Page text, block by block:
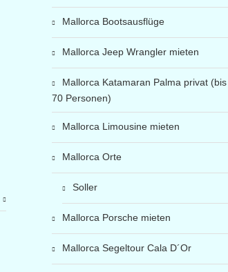
Mallorca Bootsausflüge
Mallorca Jeep Wrangler mieten
Mallorca Katamaran Palma privat (bis
70 Personen)
Mallorca Limousine mieten
Mallorca Orte
Soller
Mallorca Porsche mieten
Mallorca Segeltour Cala D´Or